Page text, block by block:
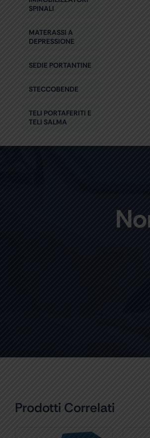
SPINALI
MATERASSI A
DEPRESSIONE
SEDIE PORTANTINE
STECCOBENDE
TELI PORTAFERITI E
TELI SALMA
Prodotti Correlati